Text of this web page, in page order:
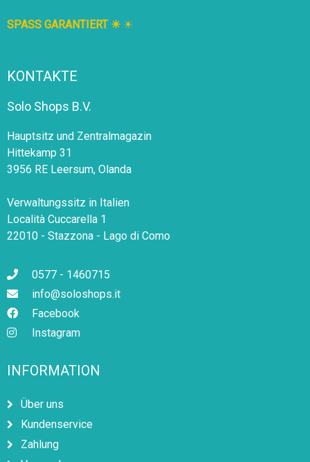
SPASS GARANTIERT ☀ ☀
KONTAKTE
Solo Shops B.V.
Hauptsitz und Zentralmagazin
Hittekamp 31
3956 RE Leersum, Olanda
Verwaltungssitz in Italien
Località Cuccarella 1
22010 - Stazzona - Lago di Como
0577 - 1460715
info@soloshops.it
Facebook
Instagram
INFORMATION
Über uns
Kundenservice
Zahlung